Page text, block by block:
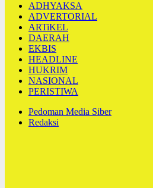
ADHYAKSA
ADVERTORIAL
ARTiKEL
DAERAH
EKBIS
HEADLINE
HUKRIM
NASIONAL
PERISTIWA
Pedoman Media Siber
Redaksi